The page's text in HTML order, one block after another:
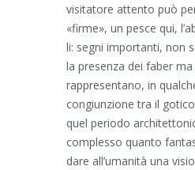
visitatore attento può
«firme», un pesce qui,
li: segni importanti, non
la presenza dei faber
rappresentano, in
congiunzione tra il
quel periodo
complesso quanto
dare all’umanità una